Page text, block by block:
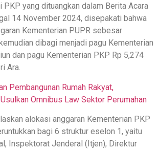
PKP yang dituangkan dalam Berita Acara
14 November 2024, disepakati bahwa
Kementerian PUPR sebesar
dibagi menjadi pagu Kementerian
dan pagu Kementerian PKP Rp 5,274
Ara.
Pembangunan Rumah Rakyat,
Omnibus Law Sektor Perumahan
alokasi anggaran Kementerian PKP
bagi 6 struktur eselon 1, yaitu
Inspektorat Jenderal (Itjen), Direktur